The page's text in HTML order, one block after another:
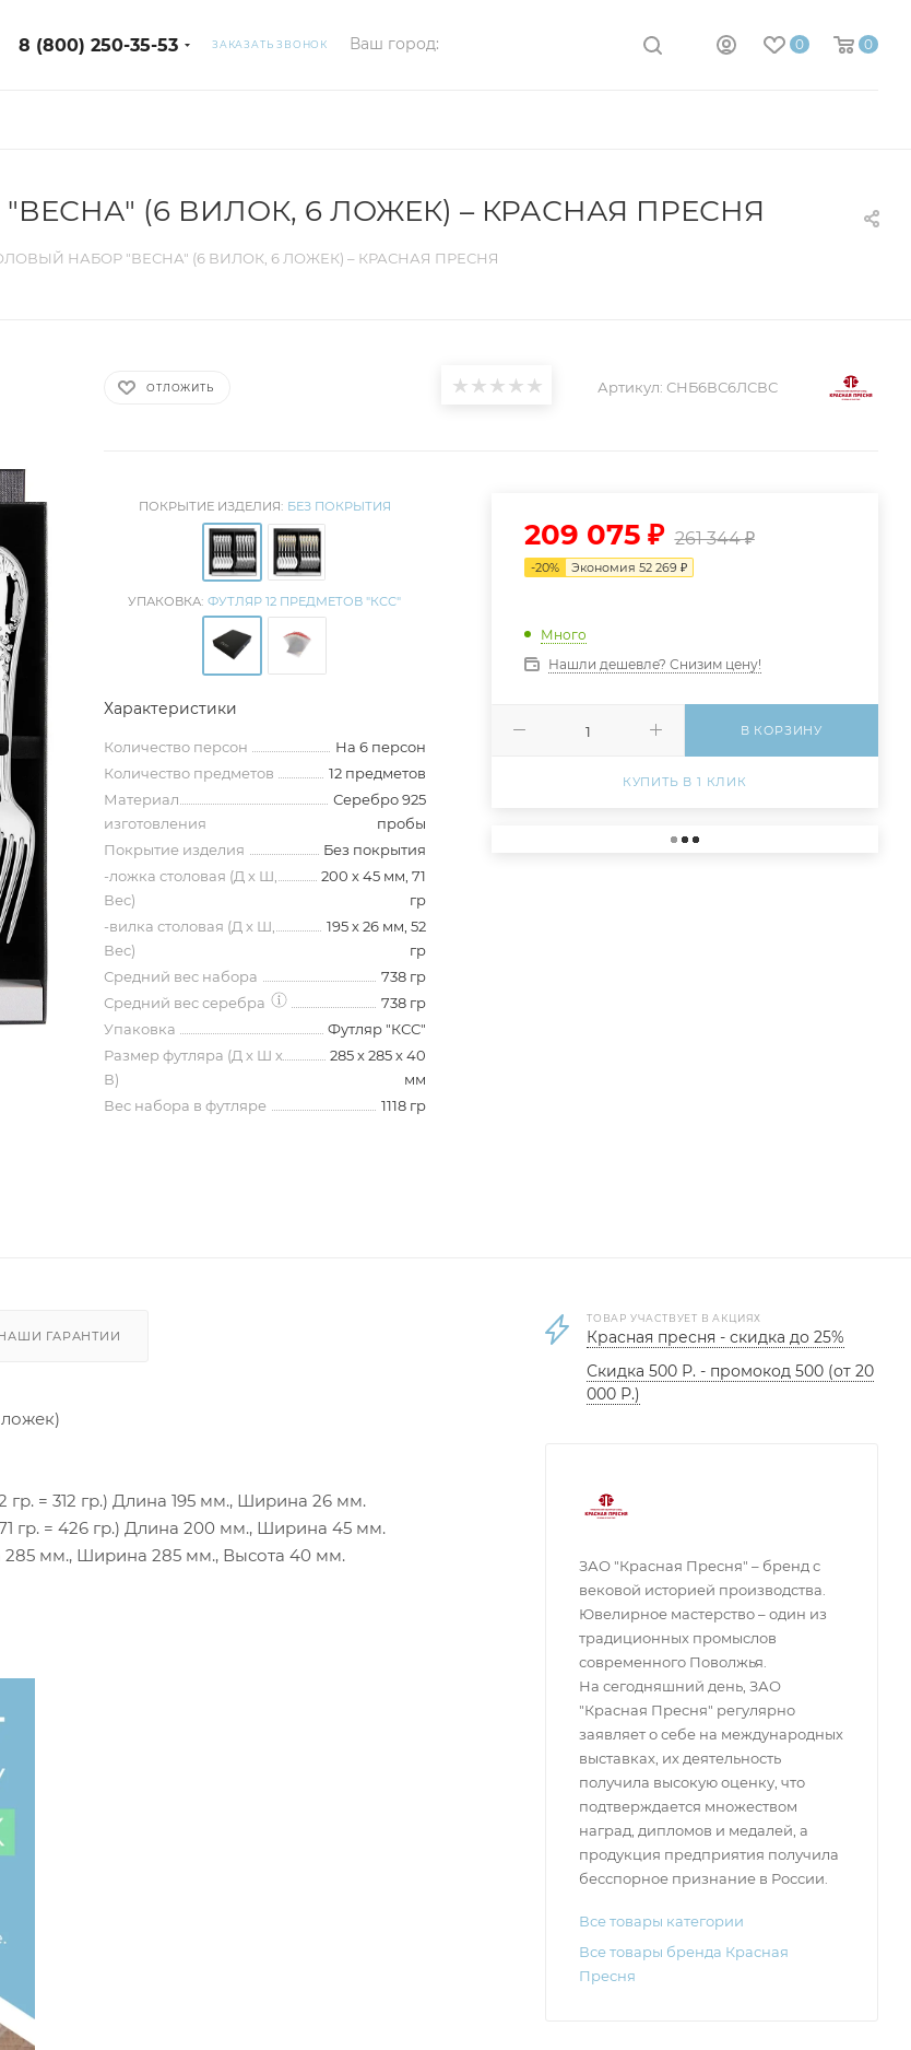
8 (800) 250-35-53 ЗАКАЗАТЬ ЗВОНОК Ваш город: 0 0
(6 ВИЛОК, 6 ЛОЖЕК) – КРАСНАЯ ПРЕСНЯ
НАБОР "ВЕСНА" (6 ВИЛОК, 6 ЛОЖЕК) – КРАСНАЯ ПРЕСНЯ
ОТЛОЖИТЬ Артикул: СНБ6ВС6ЛСВС
ПОКРЫТИЕ ИЗДЕЛИЯ: БЕЗ ПОКРЫТИЯ
УПАКОВКА: ФУТЛЯР 12 ПРЕДМЕТОВ "КСС"
Характеристики
Количество персон
На 6 персон
Количество предметов
12 предметов
Материал
изготовления
Серебро 925
пробы
Покрытие изделия
Без покрытия
-ложка столовая (Д х Ш,
Вес)
200 х 45 мм, 71
гр
-вилка столовая (Д х Ш,
Вес)
195 х 26 мм, 52
гр
Средний вес набора
738 гр
Средний вес серебра
738 гр
Упаковка
Футляр "КСС"
Размер футляра (Д х Ш х
В)
285 х 285 х 40
мм
Вес набора в футляре
1118 гр
209 075₽ 261 344₽
-20% Экономия 52 269 ₽
Много
Нашли дешевле? Снизим цену!
В КОРЗИНУ
КУПИТЬ В 1 КЛИК
ГАРАНТИИ
гр. = 312 гр.) Длина 195 мм., Ширина 26 мм.
гр. = 426 гр.) Длина 200 мм., Ширина 45 мм.
285 мм., Ширина 285 мм., Высота 40 мм.
ТОВАР УЧАСТВУЕТ В АКЦИЯХ
Красная пресня - скидка до 25%
Скидка 500 Р. - промокод 500 (от 20
000 Р.)
ЗАО "Красная Пресня" – бренд с
вековой историей производства.
Ювелирное мастерство – один из
традиционных промыслов
современного Поволжья.
На сегодняшний день, ЗАО
"Красная Пресня" регулярно
заявляет о себе на международных
выставках, их деятельность
получила высокую оценку, что
подтверждается множеством
наград, дипломов и медалей, а
продукция предприятия получила
бесспорное признание в России.
Все товары категории
Все товары бренда Красная
Пресня